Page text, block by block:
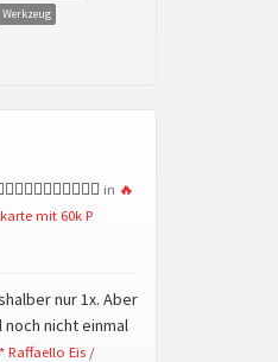
Werkzeug
in 🔥
mit 60k P
nur 1x. Aber
noch nicht einmal
Raffaello Eis /